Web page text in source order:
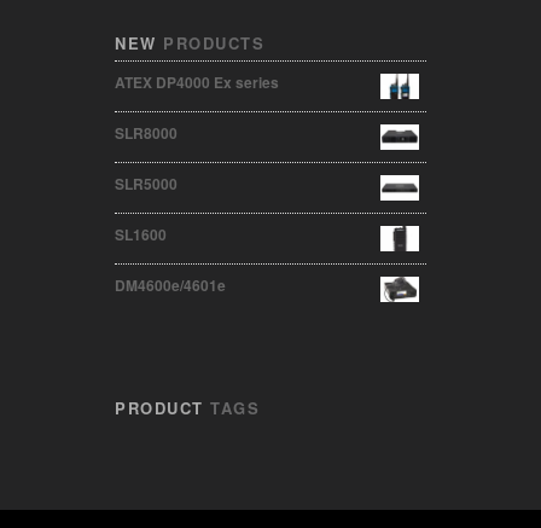
NEW PRODUCTS
ATEX DP4000 Ex series
SLR8000
SLR5000
SL1600
DM4600e/4601e
PRODUCT TAGS